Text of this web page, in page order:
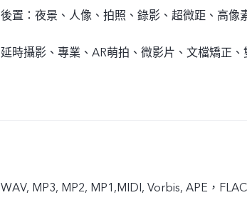
後置：夜景、人像、拍照、錄影、超微距、高像
延時攝影、專業、AR萌拍、微影片、文檔矯正
WAV, MP3, MP2, MP1,MIDI, Vorbis, APE，